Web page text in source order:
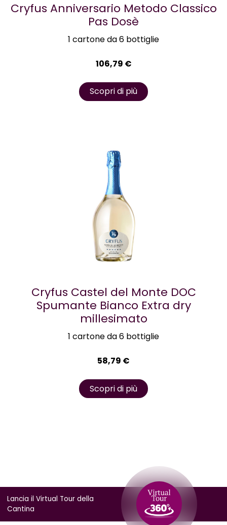
Cryfus Anniversario Metodo Classico
Pas Dosè
1 cartone da 6 bottiglie
106,79 €
Scopri di più
Cryfus Castel del Monte DOC
Spumante Bianco Extra dry
millesimato
1 cartone da 6 bottiglie
58,79 €
Scopri di più
Lancia il Virtual Tour della
Cantina